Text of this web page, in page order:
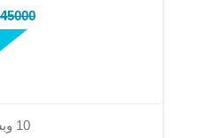
45000 تومان
10 وبسایت